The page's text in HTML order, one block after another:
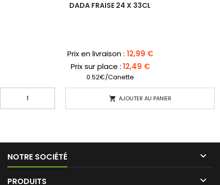
DADA FRAISE 24 X 33CL
Prix
Prix en livraison : 12,99 €
Prix sur place :12,49 €
0.52€/Canette
 AJOUTER AU PANIER
NOTRE SOCIÉTÉ 
PRODUITS 